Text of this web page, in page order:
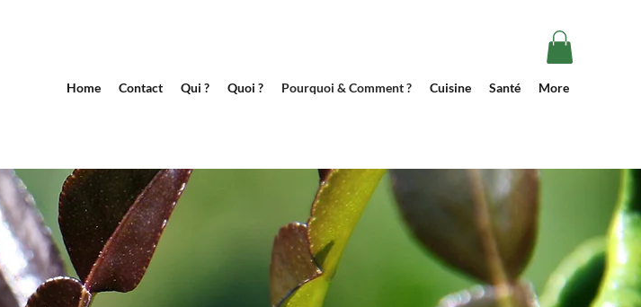
Home Contact Qui ? Quoi ? Pourquoi & Comment ? Cuisine Santé More